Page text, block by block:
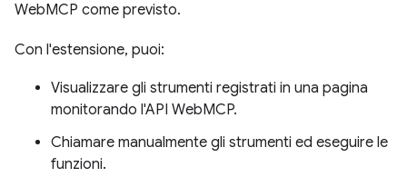
WebMCP come previsto.
Con l'estensione, puoi:
Visualizzare gli strumenti registrati in una pagina
monitorando l'API WebMCP.
Chiamare manualmente gli strumenti ed eseguire le
funzioni.